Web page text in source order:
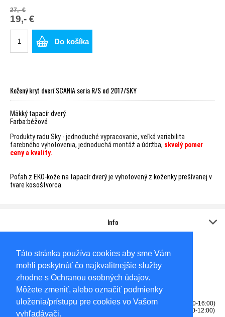
Táto stránka používa cookies aby sme Vám
mohli poskytnúť čo najkvalitnejšie služby
zhodne s Ochranou osobných údajov.
Môžete zmeniť, alebo označiť podmienky
uloženia/prístupu pre cookies vo Vašom
vyhľadávači.
27,- €
19,- €
Do košíka
Kožený kryt dverí SCANIA seria R/S od 2017/SKY
Mäkký tapacír dverý.
Farba:béžová
Produkty radu Sky - jednoduché vypracovanie, veľká variabilita
farebného vyhotovenia, jednoduchá montáž a údržba, skvelý pomer
ceny a kvality.
Poťah z EKO-kože na tapacír dverý je vyhotovený z koženky prešívanej v
tvare kosoštvorca.
Info
Sídlo
AUTO-KOVO,s.r.o.
Gabčíkovská 6585/62A
Dunajská Streda
92901
Okresný súd Trnava, Oddiel: Sro, Vložka číslo: 14057/T
Tel: 0905256531 - predajňa (PONDELOK-PIATOK 8:00-12:00, 13:00-16:00)
Tel: 0915709164 - fakturácia, reklamácie (PONDELOK-PIATOK 8:00-12:00)